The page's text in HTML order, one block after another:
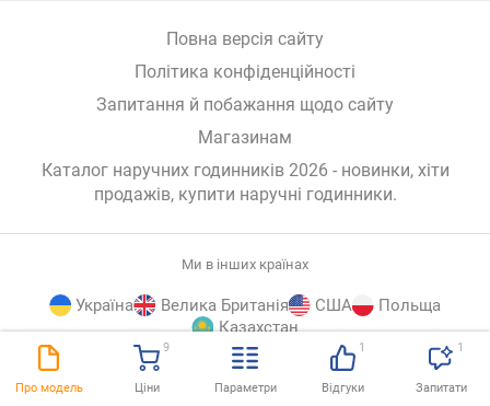
Про модель Ціни
9
Параметри Відгуки
1
Запитати
1
Повна версія сайту
Політика конфіденційності
Запитання й побажання щодо сайту
Магазинам
Каталог наручних годинників 2026 - новинки, хіти
продажів, купити наручні годинники.
Ми в інших країнах
Україна Велика Британія США
Польща
Казахстан
Katalog
© E-Katalog, 2026 ВГОРУ